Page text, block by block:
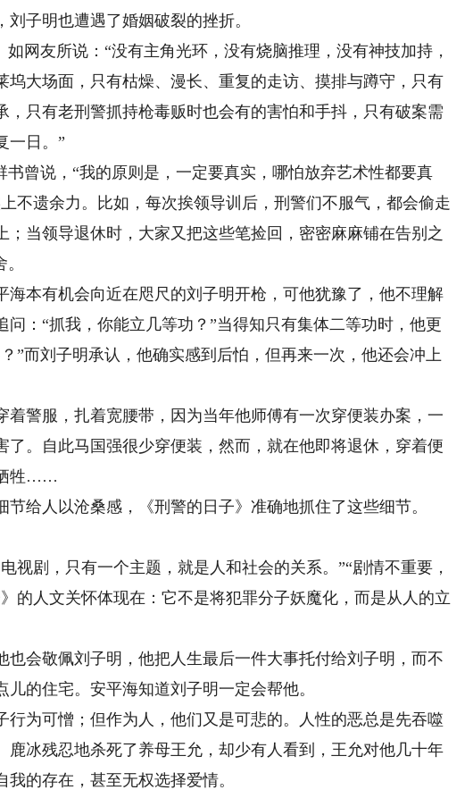
子明也遭遇了婚姻破裂的挫折。
友所说：“没有主角光环，没有烧脑推理，没有神技加持，
坞大场面，只有枯燥、漫长、重复的走访、摸排与蹲守，只有
，只有老刑警抓持枪毒贩时也会有的害怕和手抖，只有破案需
一日。”
曾说，“我的原则是，一定要真实，哪怕放弃艺术性都要真
不遗余力。比如，每次挨领导训后，刑警们不服气，都会偷走
当领导退休时，大家又把这些笔捡回，密密麻麻铺在告别之
本有机会向近在咫尺的刘子明开枪，可他犹豫了，他不理解
：“抓我，你能立几等功？”当得知只有集体二等功时，他更
”而刘子明承认，他确实感到后怕，但再来一次，他还会冲上
警服，扎着宽腰带，因为当年他师傅有一次穿便装办案，一
了。自此马国强很少穿便装，然而，就在他即将退休，穿着便
牺牲……
人以沧桑感，《刑警的日子》准确地抓住了这些细节。
剧，只有一个主题，就是人和社会的关系。”“剧情不重要，
的人文关怀体现在：它不是将犯罪分子妖魔化，而是从人的立
会敬佩刘子明，他把人生最后一件大事托付给刘子明，而不
的住宅。安平海知道刘子明一定会帮他。
为可憎；但作为人，他们又是可悲的。人性的恶总是先吞噬
鹿冰残忍地杀死了养母王允，却少有人看到，王允对他几十年
的存在，甚至无权选择爱情。